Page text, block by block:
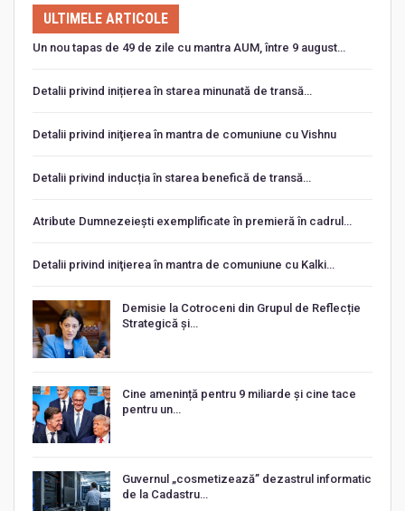
ULTIMELE ARTICOLE
Un nou tapas de 49 de zile cu mantra AUM, între 9 august…
Detalii privind inițierea în starea minunată de transă…
Detalii privind iniţierea în mantra de comuniune cu Vishnu
Detalii privind inducția în starea benefică de transă…
Atribute Dumnezeiești exemplificate în premieră în cadrul…
Detalii privind iniţierea în mantra de comuniune cu Kalki…
Demisie la Cotroceni din Grupul de Reflecție
Strategică și…
Cine amenință pentru 9 miliarde și cine tace
pentru un…
Guvernul „cosmetizează” dezastrul informatic
de la Cadastru…